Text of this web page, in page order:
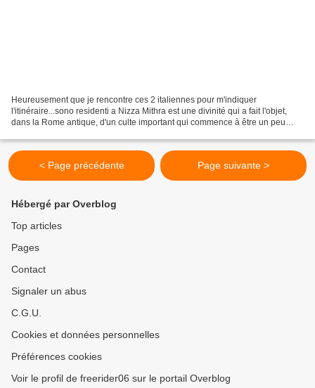
Heureusement que je rencontre ces 2 italiennes pour m'indiquer
l'itinéraire...sono residenti a Nizza Mithra est une divinité qui a fait l'objet,
dans la Rome antique, d'un culte important qui commence à être un peu
< Page précédente Page suivante >
Hébergé par Overblog
Top articles
Pages
Contact
Signaler un abus
C.G.U.
Cookies et données personnelles
Préférences cookies
Voir le profil de freerider06 sur le portail Overblog